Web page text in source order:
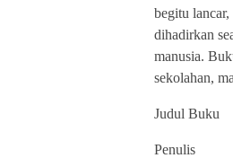
begitu
dihadirkan
manusia.
sekolahan,
Judul Buku
Penulis